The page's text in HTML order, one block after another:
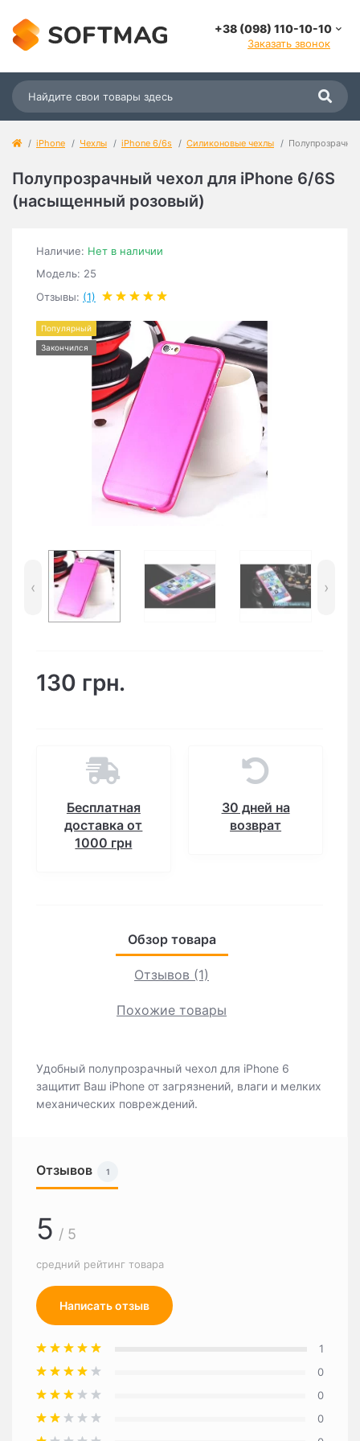
+38 (098) 110-10-10
Заказать звонок
iPhone Чехлы iPhone 6/6s Силиконовые чехлы
Полупрозрачный чехол для iРhone 6/6S
(насыщенный розовый)
Наличие: Нет в наличии
Модель: 25
Отзывы: (1)
Популярный
Закончился
‹ ›
130 грн.
Бесплатная
доставка от
1000 грн
30 дней на
возврат
Обзор товара
Отзывов (1)
Похожие товары
Удобный полупрозрачный чехол для iРhone 6
защитит Ваш iРhone от загрязнений, влаги и мелких
механических повреждений.
Отзывов 1
5 / 5
средний рейтинг товара
Написать отзыв
1
0
0
0